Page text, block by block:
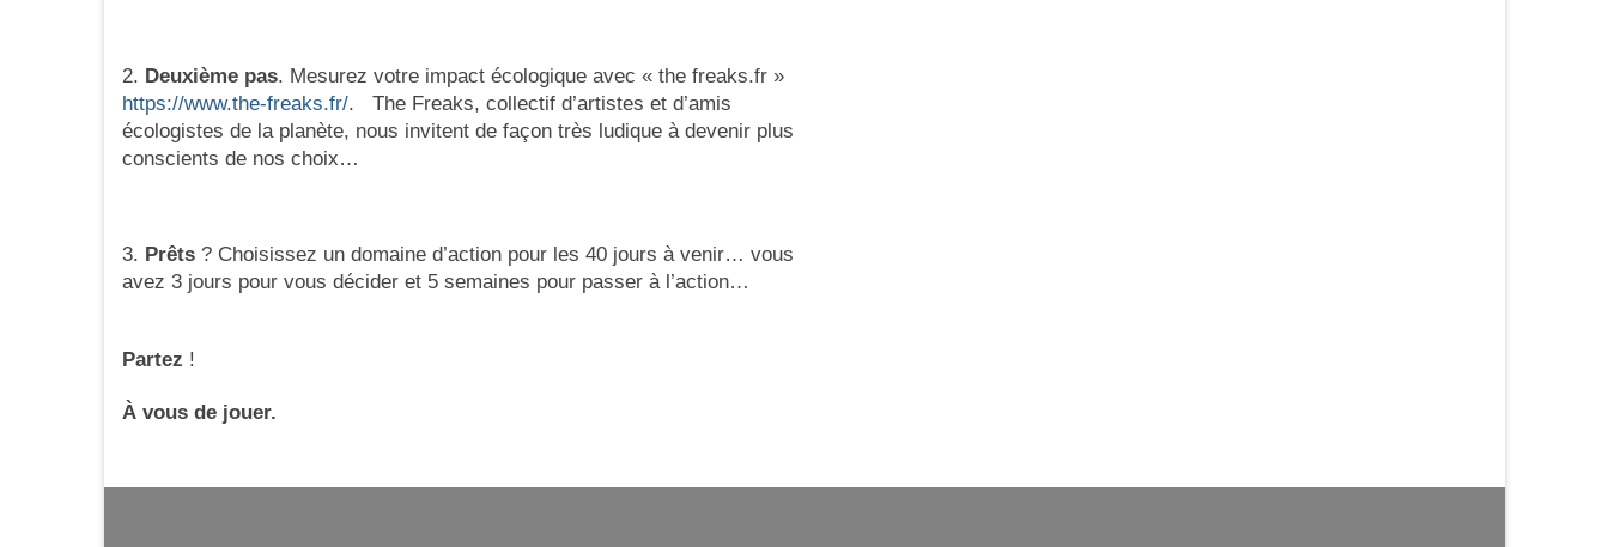
2. Deuxième pas. Mesurez votre impact écologique avec « the freaks.fr »
https://www.the-freaks.fr/. The Freaks, collectif d’artistes et d’amis
écologistes de la planète, nous invitent de façon très ludique à devenir plus
conscients de nos choix…
3. Prêts ? Choisissez un domaine d’action pour les 40 jours à venir… vous
avez 3 jours pour vous décider et 5 semaines pour passer à l’action…
Partez !
À vous de jouer.